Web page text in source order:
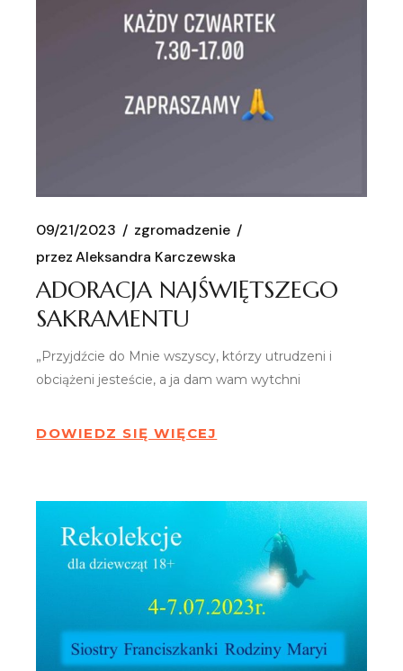
09/21/2023
zgromadzenie
przez Aleksandra Karczewska
ADORACJA NAJŚWIĘTSZEGO
SAKRAMENTU
„Przyjdźcie do Mnie wszyscy, którzy utrudzeni i
obciążeni jesteście, a ja dam wam wytchni
DOWIEDZ SIĘ WIĘCEJ